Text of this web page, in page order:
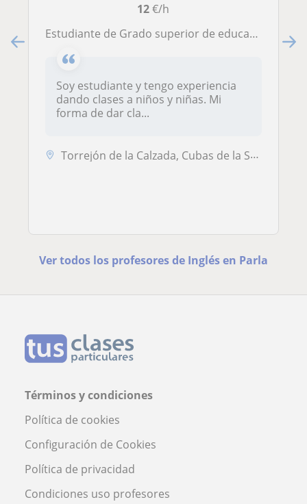
12€/h
Estudiante de Grado superior de educación infantil, imparte clases de inglés para niños hasta 4 de la ESO
Soy estudiante y tengo experiencia
dando clases a niños y niñas. Mi
forma de dar cla...
Torrejón de la Calzada, Cubas de la Sagra, Parla, Torrejón de Velasco
Ver todos los profesores de Inglés en Parla
Términos y condiciones
Política de cookies
Configuración de Cookies
Política de privacidad
Condiciones uso profesores